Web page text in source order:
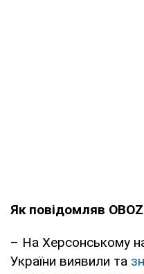
Як повідомляв
– На Херсонському
України виявили та